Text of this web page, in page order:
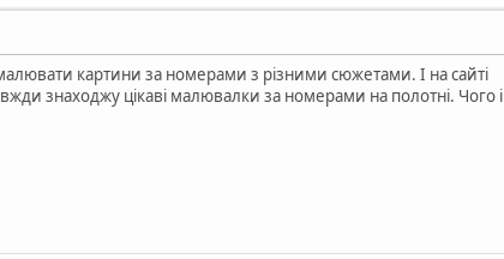
картини за номерами з різними сюжетами. І на сайті
знаходжу цікаві малювалки за номерами на полотні. Чого і